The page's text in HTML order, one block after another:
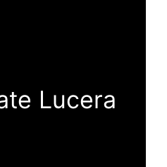
Lucera